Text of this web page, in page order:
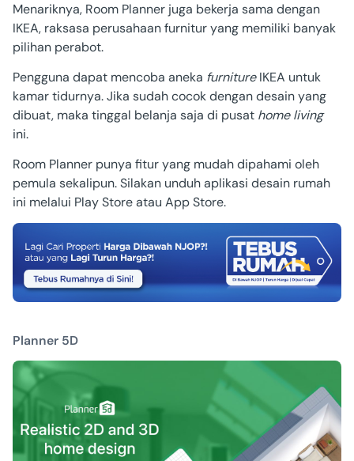
Menariknya, Room Planner juga bekerja sama dengan
IKEA, raksasa perusahaan furnitur yang memiliki banyak
pilihan perabot.
Pengguna dapat mencoba aneka furnitureIKEA untuk
kamar tidurnya. Jika sudah cocok dengan desain yang
dibuat, maka tinggal belanja saja di pusat home living
ini.
Room Planner punya fitur yang mudah dipahami oleh
pemula sekalipun. Silakan unduhaplikasi desain rumah
ini melalui Play Store atau App Store.
Planner 5D